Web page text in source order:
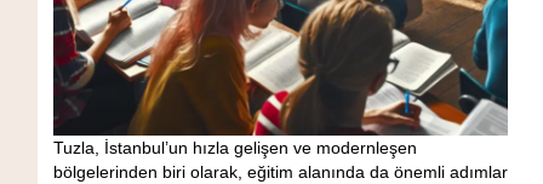
Tuzla, İstanbul’un hızla gelişen ve modernleşen
bölgelerinden biri olarak, eğitim alanında da önemli adımlar